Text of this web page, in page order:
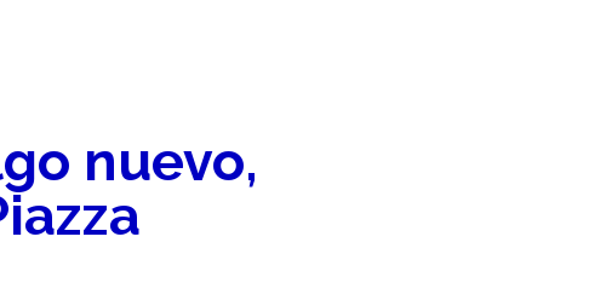
nuevo,